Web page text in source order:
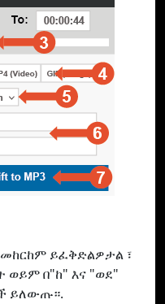
ይፈቅድልዎታል ፣
ወይም በ"ከ" እና "ወደ"
ይለውጡ።.